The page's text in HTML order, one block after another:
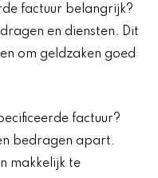
factuur belangrijk?
en diensten. Dit
om geldzaken goed
factuur?
bedragen apart.
makkelijk te